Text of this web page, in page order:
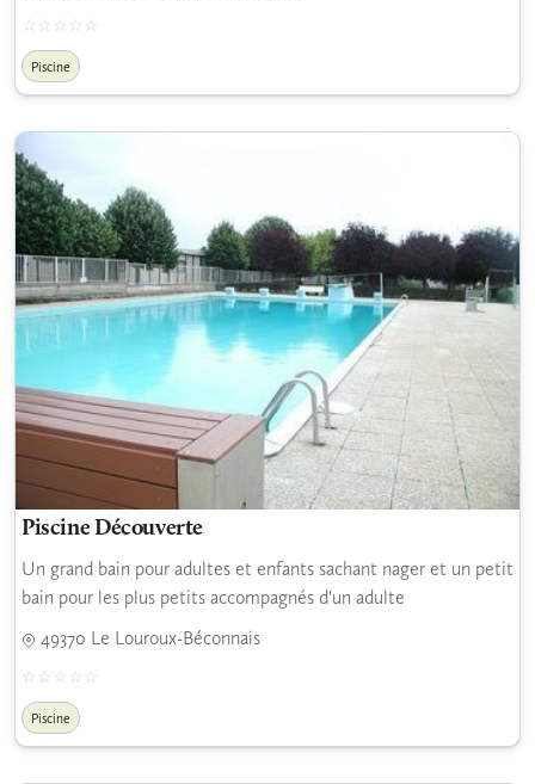
Piscine
Piscine Découverte
Un grand bain pour adultes et enfants sachant nager et un petit
bain pour les plus petits accompagnés d'un adulte
49370 Le Louroux-Béconnais
Piscine